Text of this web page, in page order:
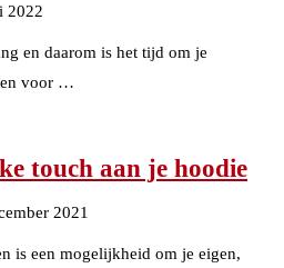
2022
en daarom is het tijd om je
voor …
touch aan je hoodie
2021
is een mogelijkheid om je eigen,